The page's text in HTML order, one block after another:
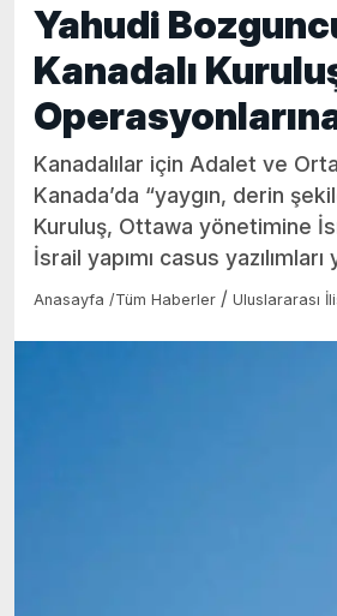
Yahudi
Kanadalı
Kanadalılar için Adalet ve
Kanada’da “yaygın, derin
Kuruluş, Ottawa yönetimine
İsrail yapımı casus
Anasayfa /Tüm Haberler / Uluslararası